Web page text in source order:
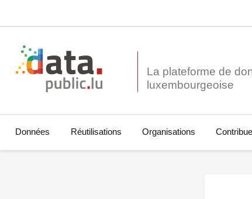
La plateforme de
Données Réutilisations Organisations